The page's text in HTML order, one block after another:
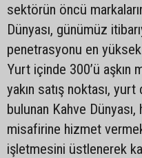
sektörün öncü
Dünyası, günümüz
penetrasyonu en
Yurt içinde 300’ü aşkın
yakın satış noktası, yurt
bulunan Kahve
misafirine hizmet
işletmesini üstlenerek